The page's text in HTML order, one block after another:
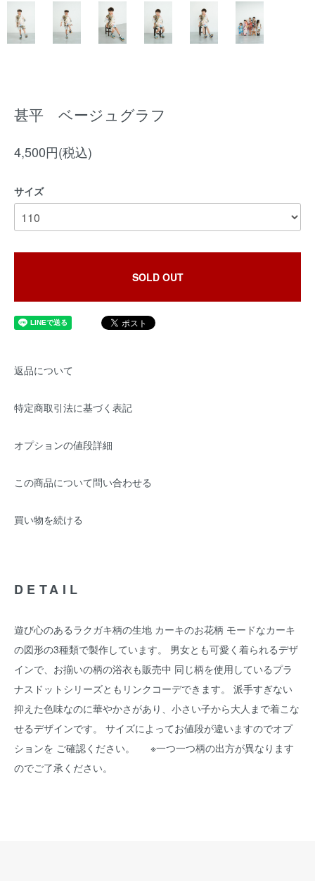
甚平 ベージュグラフ
4,500円(税込)
サイズ
SOLD OUT
返品について
特定商取引法に基づく表記
オプションの値段詳細
この商品について問い合わせる
買い物を続ける
DETAIL
遊び心のあるラクガキ柄の生地 カーキのお花柄 モードなカーキ
の図形の3種類で製作しています。 男女とも可愛く着られるデザ
インで、お揃いの柄の浴衣も販売中 同じ柄を使用しているプラ
ナスドットシリーズともリンクコーデできます。 派手すぎない
抑えた色味なのに華やかさがあり、小さい子から大人まで着こな
せるデザインです。 サイズによってお値段が違いますのでオプ
ションを ご確認ください。 ※一つ一つ柄の出方が異なります
のでご了承ください。